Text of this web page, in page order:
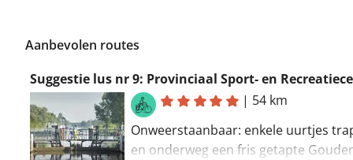
Aanbevolen routes
| 54 km
Onweerstaanbaar: enkele uurtjes
en onderweg een fris getapte